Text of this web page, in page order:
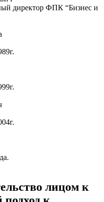
директор ФПК “Бизнес и
лицом к